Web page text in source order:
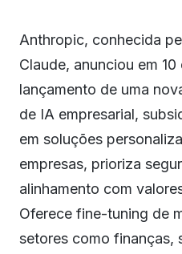
Anthropic, conhecida
Claude, anunciou em
lançamento de uma
de IA empresarial,
em soluções
empresas, prioriza
alinhamento com
Oferece fine-tuning de
setores como finanças,